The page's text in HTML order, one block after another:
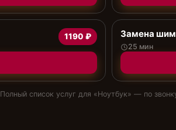
1190 ₽ Замена
25 мин
Полный список услуг для «Ноутбук» — по